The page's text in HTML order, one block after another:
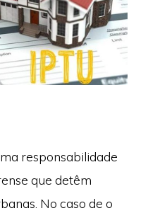
responsabilidade
que detêm
No caso de o